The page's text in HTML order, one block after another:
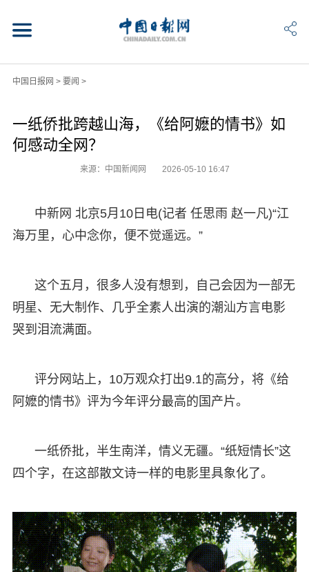
中国日报网 > 要闻 >
一纸侨批跨越山海，《给阿嬷的情书》如
何感动全网？
来源：中国新闻网 2026-05-10 16:47
中新网 北京5月10日电(记者 任思雨 赵一凡)“江
海万里，心中念你，便不觉遥远。”
这个五月，很多人没有想到，自己会因为一部无
明星、无大制作、几乎全素人出演的潮汕方言电影
哭到泪流满面。
评分网站上，10万观众打出9.1的高分，将《给
阿嬷的情书》评为今年评分最高的国产片。
一纸侨批，半生南洋，情义无疆。“纸短情长”这
四个字，在这部散文诗一样的电影里具象化了。